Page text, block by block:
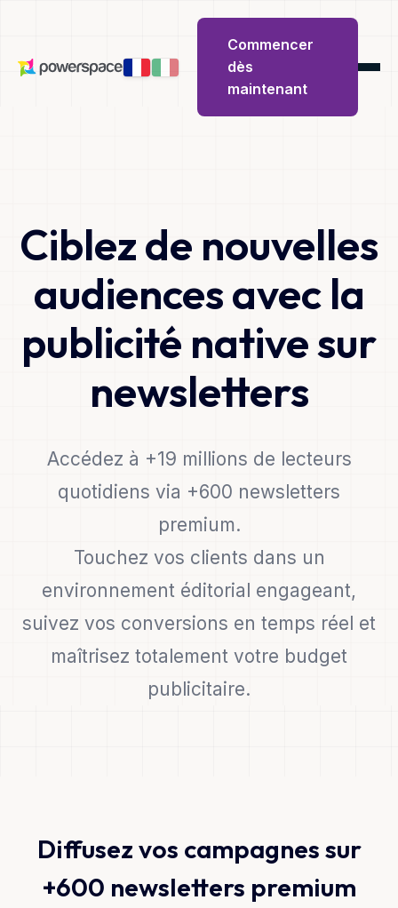
Commencer
dès
maintenant
Ciblez de nouvelles
audiences avec la
publicité native sur
newsletters
Accédez à +19 millions de lecteurs
quotidiens via +600 newsletters
premium.
Touchez vos clients dans un
environnement éditorial engageant,
suivez vos conversions en temps réel et
maîtrisez totalement votre budget
publicitaire.
Diffusez vos campagnes sur
+600 newsletters premium